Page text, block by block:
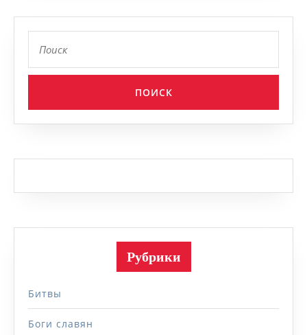
Рубрики
Битвы
Боги славян